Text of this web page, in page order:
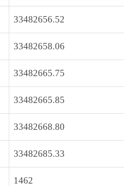
33482656.52
33482658.06
33482665.75
33482665.85
33482668.80
33482685.33
1462